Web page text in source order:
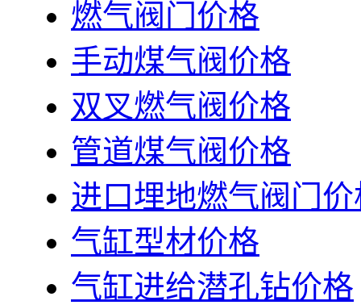
燃气阀门价格
手动煤气阀价格
双叉燃气阀价格
管道煤气阀价格
进口埋地燃气阀门价
气缸型材价格
气缸进给潜孔钻价格